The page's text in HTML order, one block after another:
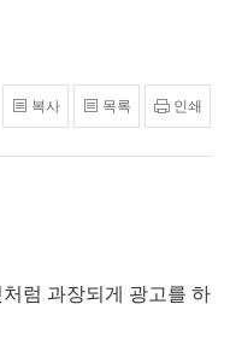
복사 목록 인쇄
럼 과장되게 광고를 하